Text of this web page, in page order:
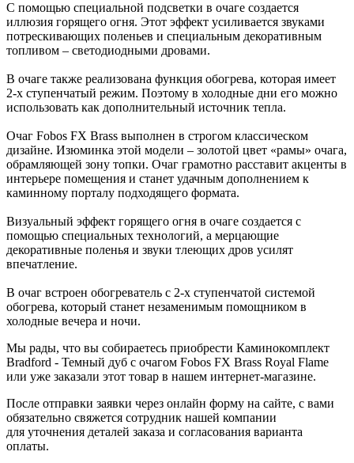
С помощью специальной подсветки в очаге создается
иллюзия горящего огня. Этот эффект усиливается звуками
потрескивающих поленьев и специальным декоративным
топливом – светодиодными дровами.
В очаге также реализована функция обогрева, которая имеет
2-х ступенчатый режим. Поэтому в холодные дни его можно
использовать как дополнительный источник тепла.
Очаг Fobos FX Brass выполнен в строгом классическом
дизайне. Изюминка этой модели – золотой цвет «рамы» очага,
обрамляющей зону топки. Очаг грамотно расставит акценты в
интерьере помещения и станет удачным дополнением к
каминному порталу подходящего формата.
Визуальный эффект горящего огня в очаге создается с
помощью специальных технологий, а мерцающие
декоративные поленья и звуки тлеющих дров усилят
впечатление.
В очаг встроен обогреватель с 2-х ступенчатой системой
обогрева, который станет незаменимым помощником в
холодные вечера и ночи.
Мы рады, что вы собираетесь приобрести Каминокомплект
Bradford - Темный дуб с очагом Fobos FX Brass Royal Flame
или уже заказали этот товар в нашем интернет-магазине.
После отправки заявки через онлайн форму на сайте, с вами
обязательно свяжется сотрудник нашей компании
для уточнения деталей заказа и согласования варианта
оплаты.